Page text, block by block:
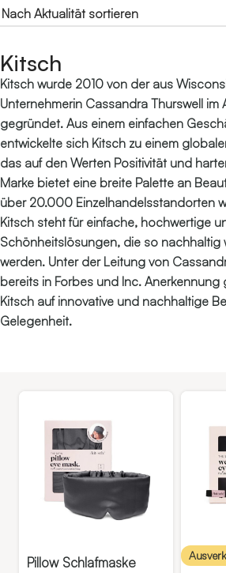
Kitsch
Kitsch wurde 2010 von der aus
Unternehmerin Cassandra Thurswell im
gegründet. Aus einem einfachen
entwickelte sich Kitsch zu einem
das auf den Werten Positivität und
Marke bietet eine breite Palette an
über 20.000 Einzelhandelsstandorten
Kitsch steht für einfache, hochwertige
Schönheitslösungen, die so nachhaltig
werden. Unter der Leitung von
bereits in Forbes und Inc.
Kitsch auf innovative und nachhaltige
Gelegenheit.
Pillow Schlafmaske